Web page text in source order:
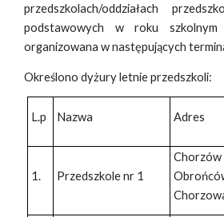
przedszkolach/oddziałach
podstawowych w roku
organizowana w następujących
Określono dyżury letnie przedszkoli:
L.p Nazwa Adres
1. Przedszkole nr 1
Chorzów